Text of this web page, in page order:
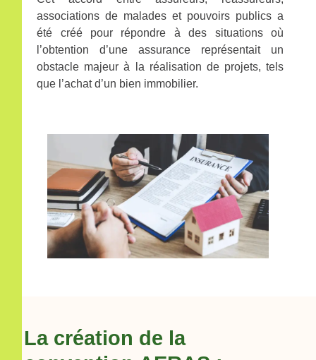
associations de malades et pouvoirs publics a
été créé pour répondre à des situations où
l’obtention d’une assurance représentait un
obstacle majeur à la réalisation de projets, tels
que l’achat d’un bien immobilier.
La création de la